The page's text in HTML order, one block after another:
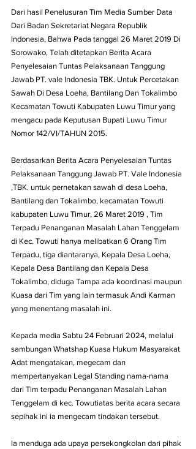
Dari hasil Penelusuran Tim Media Sumber Data
Dari Badan Sekretariat Negara Republik
Indonesia, Bahwa Pada tanggal 26 Maret 2019 Di
Sorowako, Telah ditetapkan Berita Acara
Penyelesaian Tuntas Pelaksanaan Tanggung
Jawab PT. vale Indonesia TBK. Untuk Percetakan
Sawah Di Desa Loeha, Bantilang Dan Tokalimbo
Kecamatan Towuti Kabupaten Luwu Timur yang
mengacu pada Keputusan Bupati Luwu Timur
Nomor 142/VI/TAHUN 2015.
Berdasarkan Berita Acara Penyelesaian Tuntas
Pelaksanaan Tanggung Jawab PT. Vale Indonesia
,TBK. untuk pernetakan sawah di desa Loeha,
Bantilang dan Tokalimbo, kecamatan Towuti
kabupaten Luwu Timur, 26 Maret 2019 , Tim
Terpadu Penanganan Masalah Lahan Tenggelam
di Kec. Towuti hanya melibatkan 6 Orang Tim
Terpadu, tiga diantaranya, Kepala Desa Loeha,
Kepala Desa Bantilang dan Kepala Desa
Tokalimbo, diduga Tampa ada koordinasi maupun
Kuasa dari Tim yang lain termasuk Andi Karman
yang menentang masalah ini.
Kepada media Sabtu 24 Februari 2024, melalui
sambungan Whatshap Kuasa Hukum Masyarakat
Adat mengatakan, megecam dan
mempertanyakan Legal Standing nama-nama
dari Tim terpadu Penanganan Masalah Lahan
Tenggelam di kec. Towutiatas berita acara secara
sepihak ini ia mengecam tindakan tersebut.
Ia menduga ada upaya persekongkolan dari pihak